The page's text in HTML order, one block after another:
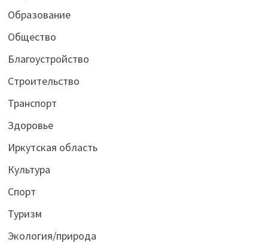
Образование
Общество
Благоустройство
Строительство
Транспорт
Здоровье
Иркутская область
Культура
Спорт
Туризм
Экология/природа